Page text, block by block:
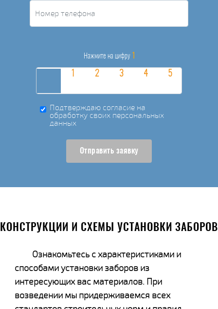
Нажмите на цифру 1
Подтверждаю согласие на
обработку своих персональных
данных
Отправить заявку
КОНСТРУКЦИИ И СХЕМЫ УСТАНОВКИ ЗАБОРОВ
Ознакомьтесь с характеристиками и
способами установки заборов из
интересующих вас материалов. При
возведении мы придерживаемся всех